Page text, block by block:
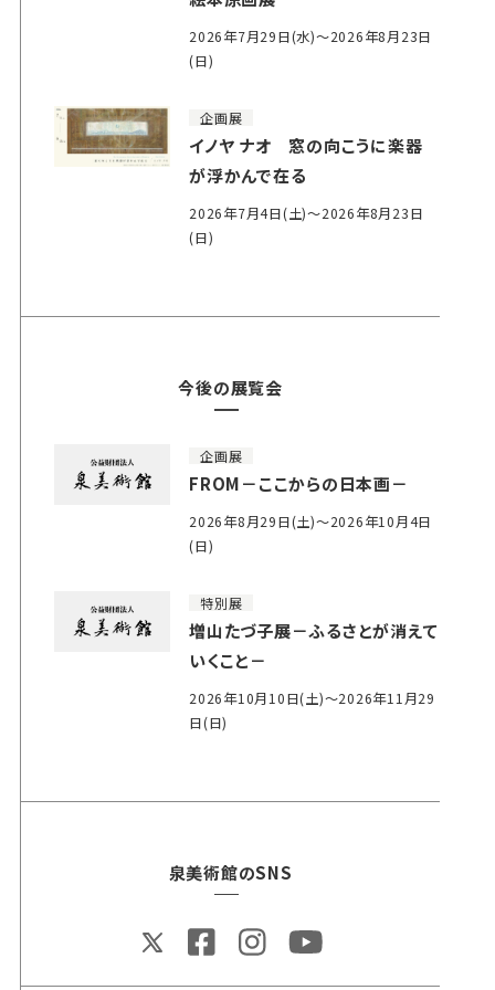
2026年7月29日(水)～2026年8月23日
(日)
企画展
イノヤ ナオ 窓の向こうに楽器
が浮かんで在る
2026年7月4日(土)～2026年8月23日
(日)
今後の展覧会
企画展
FROM－ここからの日本画－
2026年8月29日(土)～2026年10月4日
(日)
特別展
増山たづ子展－ふるさとが消えて
いくこと－
2026年10月10日(土)～2026年11月29
日(日)
泉美術館のSNS